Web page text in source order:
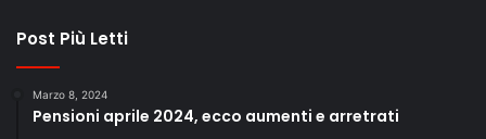
Post Più Letti
Marzo 8, 2024
Pensioni aprile 2024, ecco aumenti e arretrati